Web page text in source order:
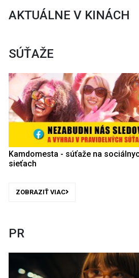
AKTUÁLNE V KINÁCH
SÚŤAŽE
Kamdomesta - súťaže na
sieťach
ZOBRAZIŤ VIAC
PR